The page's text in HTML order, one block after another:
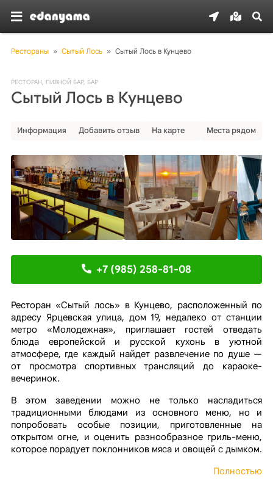
Рестораны » Сытый Лось » Сытый Лось в Кунцево
РЕСТОРАН, ПИВНОЙ БАР, БАР
Сытый Лось в Кунцево
Информация Добавить отзыв На карте Места рядом
+7 (985) 258-81-08
Ресторан «Сытый лось» в Кунцево, расположенный по
адресу Ярцевская улица, дом 19, недалеко от станции
метро «Молодежная», приглашает гостей отведать
блюда европейской и русской кухонь в уютной
атмосфере, где каждый найдет развлечение по душе —
от просмотра спортивных трансляций до караоке-
вечеринок.
В этом заведении можно не только насладиться
традиционными блюдами из основного меню, но и
попробовать особые позиции, приготовленные на
открытом огне, и оценить разнообразное гриль-меню,
которое порадует поклонников мяса и овощей с дымком.
Полностью